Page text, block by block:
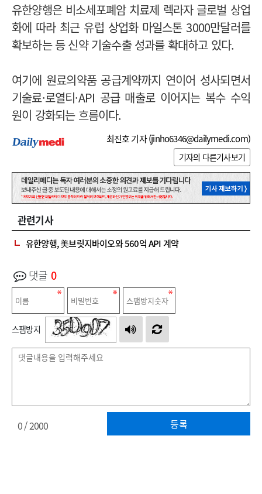
유한양행은 비소세포폐암 치료제 렉라자 글로벌 상업
화에 따라 최근 유럽 상업화 마일스톤 3000만달러를
확보하는 등 신약 기술수출 성과를 확대하고 있다.
여기에 원료의약품 공급계약까지 연이어 성사되면서
기술료·로열티·API 공급 매출로 이어지는 복수 수익
원이 강화되는 흐름이다.
최진호 기자 (jinho6346@dailymedi.com)
기자의 다른기사보기
관련기사
유한양행, 美브릿지바이오와 560억 API 계약
댓글 0
스팸방지
등록
0/ 2000